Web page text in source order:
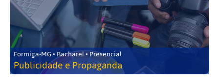
Formiga-MG • Bacharel • Presencial
Publicidade e Propaganda